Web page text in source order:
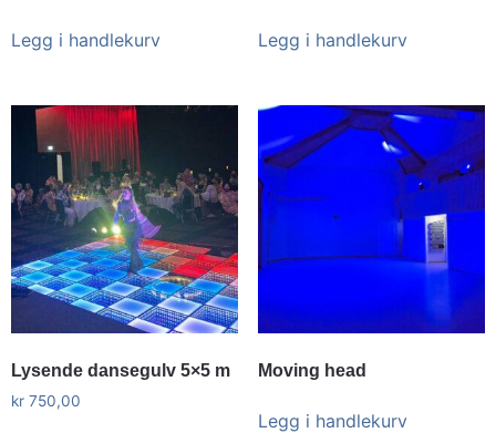
Legg i handlekurv Legg i handlekurv
Lysende dansegulv 5×5 m
kr 750,00
Moving head
Legg i handlekurv